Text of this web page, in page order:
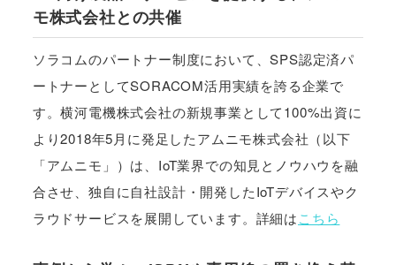
モ株式会社との共催
ソラコムのパートナー制度において、SPS認定済パ
ートナーとしてSORACOM活用実績を誇る企業で
す。横河電機株式会社の新規事業として100%出資に
より2018年5月に発足したアムニモ株式会社（以下
「アムニモ」）は、IoT業界での知見とノウハウを融
合させ、独自に自社設計・開発したIoTデバイスやク
ラウドサービスを展開しています。詳細はこちら